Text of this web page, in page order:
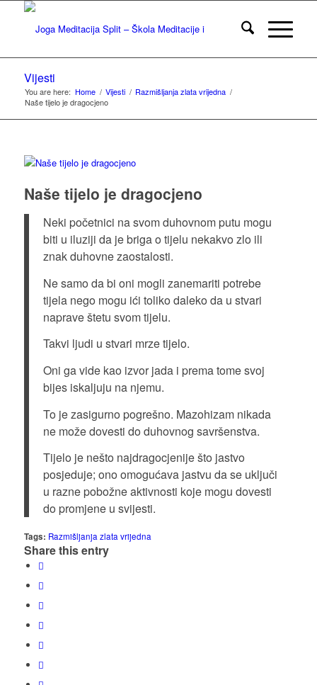
Vijesti
You are here: Home / Vijesti / Razmišljanja zlata vrijedna /
Naše tijelo je dragocjeno
Naše tijelo je dragocjeno
Neki početnici na svom duhovnom putu mogu
biti u iluziji da je briga o tijelu nekakvo zlo ili
znak duhovne zaostalosti.
Ne samo da bi oni mogli zanemariti potrebe
tijela nego mogu ići toliko daleko da u stvari
naprave štetu svom tijelu.
Takvi ljudi u stvari mrze tijelo.
Oni ga vide kao izvor jada i prema tome svoj
bijes iskaljuju na njemu.
To je zasigurno pogrešno. Mazohizam nikada
ne može dovesti do duhovnog savršenstva.
Tijelo je nešto najdragocjenije što jastvo
posjeduje; ono omogućava jastvu da se uključi
u razne pobožne aktivnosti koje mogu dovesti
do promjene u svijesti.
Tags: Razmišljanja zlata vrijedna
Share this entry